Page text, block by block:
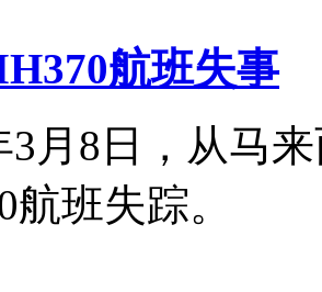
航班失事
3月8日，从马
航班失踪。